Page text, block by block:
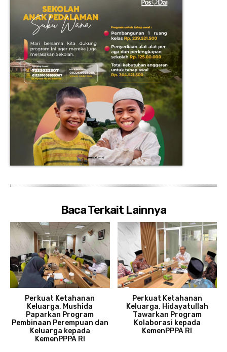
Baca Terkait Lainnya
Perkuat Ketahanan
Keluarga, Mushida
Paparkan Program
Pembinaan Perempuan dan
Keluarga kepada
KemenPPPA RI
Perkuat Ketahanan
Keluarga, Hidayatullah
Tawarkan Program
Kolaborasi kepada
KemenPPPA RI